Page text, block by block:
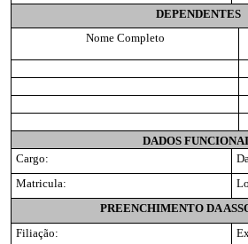
DEPENDENTES
Nome Completo
DADOS
Cargo:
Matricula:
PREENCHIMENTO DA
Filiação: